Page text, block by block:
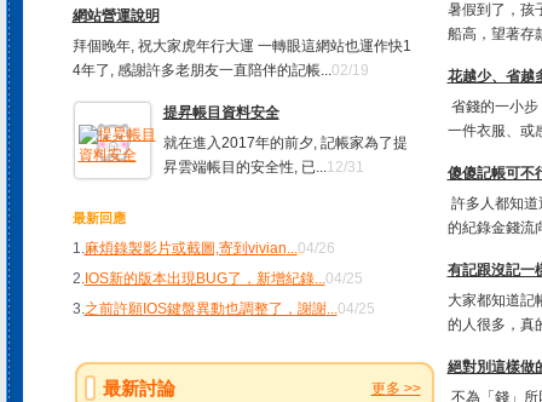
網站營運說明
拜個晚年, 祝大家虎年行大運 一轉眼這網站也運作快1
4年了, 感謝許多老朋友一直陪伴的記帳...02/19
提昇帳目資料安全
就在進入2017年的前夕, 記帳家為了提
昇雲端帳目的安全性, 已...12/31
最新回應
1.麻煩錄製影片或截圖,寄到vivian...04/26
2.IOS新的版本出現BUG了，新增紀錄...04/25
3.之前許願IOS鍵盤異動也調整了，謝謝...04/25
最新討論 更多 >>
暑假到了，孩
船高，望著存
花越少、省越
省錢的一小
一件衣服、或
傻傻記帳可不
許多人都知
的紀錄金錢流
有記跟沒記一
大家都知道記
的人很多，真
絕對別這樣做
不為「錢」